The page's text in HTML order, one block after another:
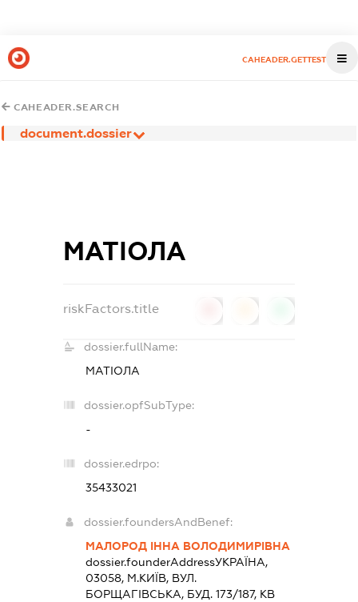
CAHEADER.GETTEST
CAHEADER.SEARCH
document.dossier
МАТІОЛА
riskFactors.title
dossier.fullName:
МАТІОЛА
dossier.opfSubType:
-
dossier.edrpo:
35433021
dossier.foundersAndBenef:
МАЛОРОД ІННА ВОЛОДИМИРІВНА
dossier.founderAddressУКРАЇНА,
03058, М.КИЇВ, ВУЛ.
БОРЩАГІВСЬКА, БУД. 173/187, КВ